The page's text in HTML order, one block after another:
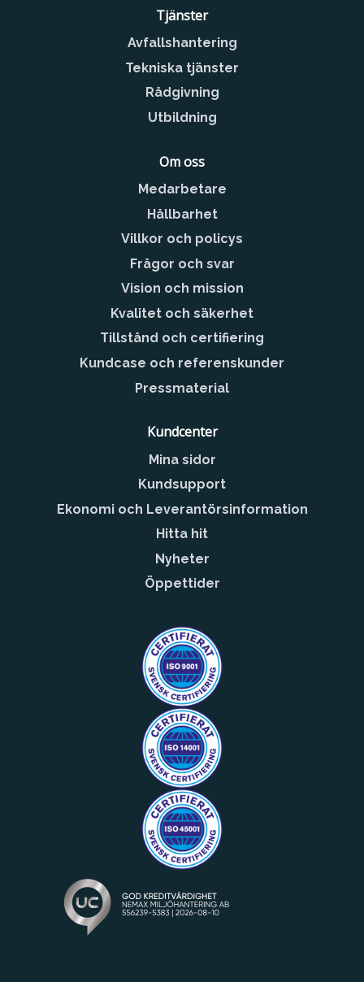
Tjänster
Avfallshantering
Tekniska tjänster
Rådgivning
Utbildning
Om oss
Medarbetare
Hållbarhet
Villkor och policys
Frågor och svar
Vision och mission
Kvalitet och säkerhet
Tillstånd och certifiering
Kundcase och referenskunder
Pressmaterial
Kundcenter
Mina sidor
Kundsupport
Ekonomi och Leverantörsinformation
Hitta hit
Nyheter
Öppettider